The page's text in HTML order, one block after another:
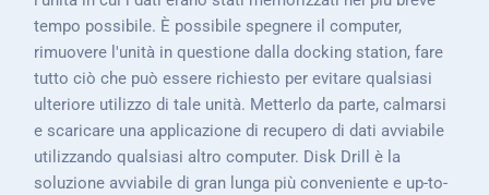
tempo possibile. È possibile spegnere il computer,
rimuovere l'unità in questione dalla docking station, fare
tutto ciò che può essere richiesto per evitare qualsiasi
ulteriore utilizzo di tale unità. Metterlo da parte, calmarsi
e scaricare una applicazione di recupero di dati avviabile
utilizzando qualsiasi altro computer. Disk Drill è la
soluzione avviabile di gran lunga più conveniente e up-to-